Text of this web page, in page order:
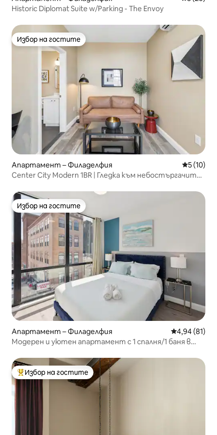
Historic Diplomat Suite w/Parking - The Envoy
Избор на гостите
Избор на гостите
Апартамент – Филаделфия Средна
5 (10)
Center City Modern 1BR | Гледка към небостъргачите |
Избор на гостите
Избор на гостите
Апартамент – Филаделфия Средна
4,94 (81)
Модерен и уютен апартамент с 1 спалня/1 баня в
Най-популярен избор на гостите
Избор на гостите